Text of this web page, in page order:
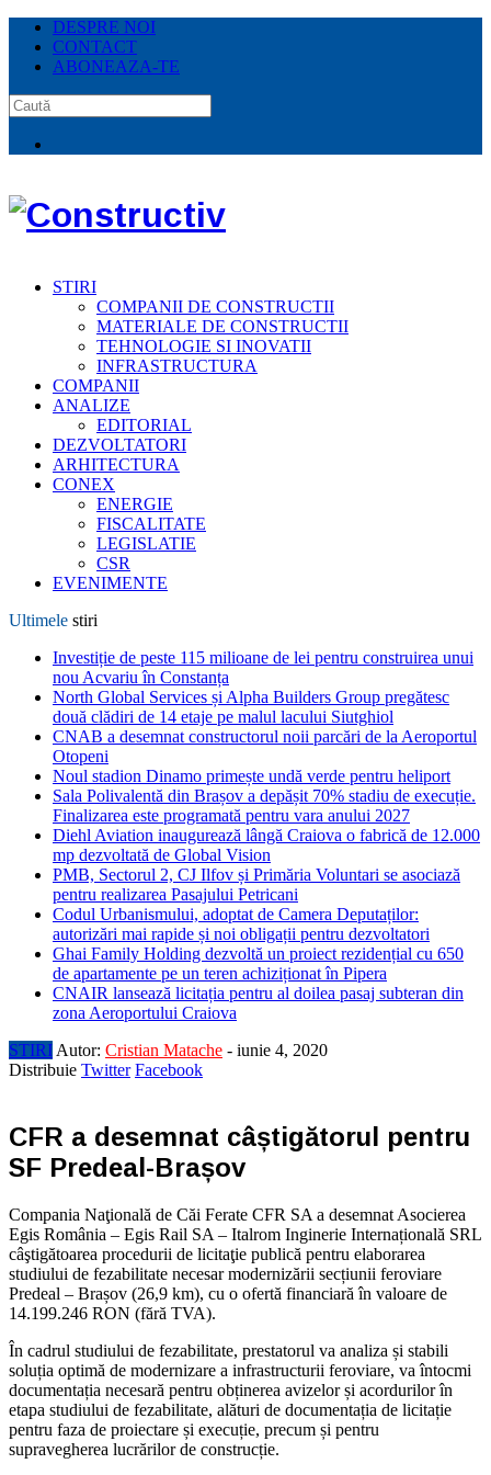
DESPRE NOI
CONTACT
ABONEAZA-TE
STIRI
COMPANII DE CONSTRUCTII
MATERIALE DE CONSTRUCTII
TEHNOLOGIE SI INOVATII
INFRASTRUCTURA
COMPANII
ANALIZE
EDITORIAL
DEZVOLTATORI
ARHITECTURA
CONEX
ENERGIE
FISCALITATE
LEGISLATIE
CSR
EVENIMENTE
Ultimele stiri
Investiție de peste 115 milioane de lei pentru construirea unui
nou Acvariu în Constanța
North Global Services și Alpha Builders Group pregătesc
două clădiri de 14 etaje pe malul lacului Siutghiol
CNAB a desemnat constructorul noii parcări de la Aeroportul
Otopeni
Noul stadion Dinamo primește undă verde pentru heliport
Sala Polivalentă din Brașov a depășit 70% stadiu de execuție.
Finalizarea este programată pentru vara anului 2027
Diehl Aviation inaugurează lângă Craiova o fabrică de 12.000
mp dezvoltată de Global Vision
PMB, Sectorul 2, CJ Ilfov și Primăria Voluntari se asociază
pentru realizarea Pasajului Petricani
Codul Urbanismului, adoptat de Camera Deputaților:
autorizări mai rapide și noi obligații pentru dezvoltatori
Ghai Family Holding dezvoltă un proiect rezidențial cu 650
de apartamente pe un teren achiziționat în Pipera
CNAIR lansează licitația pentru al doilea pasaj subteran din
zona Aeroportului Craiova
STIRI Autor: Cristian Matache - iunie 4, 2020
Distribuie Twitter Facebook
CFR a desemnat câștigătorul pentru
SF Predeal-Brașov
Compania Naţională de Căi Ferate CFR SA a desemnat Asocierea
Egis România – Egis Rail SA – Italrom Inginerie Internațională SRL
câştigătoarea procedurii de licitaţie publică pentru elaborarea
studiului de fezabilitate necesar modernizării secțiunii feroviare
Predeal – Brașov (26,9 km), cu o ofertă financiară în valoare de
14.199.246 RON (fără TVA).
În cadrul studiului de fezabilitate, prestatorul va analiza și stabili
soluția optimă de modernizare a infrastructurii feroviare, va întocmi
documentația necesară pentru obținerea avizelor și acordurilor în
etapa studiului de fezabilitate, alături de documentația de licitație
pentru faza de proiectare și execuție, precum și pentru
supravegherea lucrărilor de construcție.